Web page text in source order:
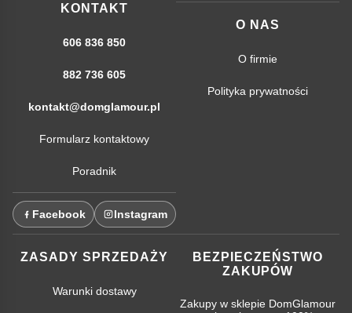
KONTAKT
606 836 850
882 736 605
kontakt@domglamour.pl
Formularz kontaktowy
Poradnik
Facebook Instagram
O NAS
O firmie
Polityka prywatności
ZASADY SPRZEDAŻY
Warunki dostawy
BEZPIECZEŃSTWO
ZAKUPÓW
Zakupy w sklepie DomGlamour